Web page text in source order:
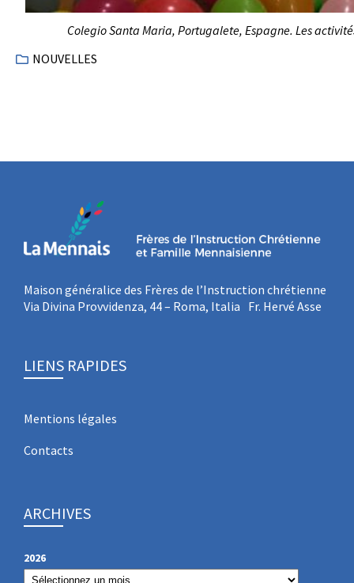
Colegio Santa Maria, Portugalete, Espagne. Les
NOUVELLES
Maison généralice des Frères de l’Instruction chrétienne
Via Divina Provvidenza, 44 – Roma, Italia Fr. Hervé Asse
LIENS RAPIDES
Mentions légales
Contacts
ARCHIVES
2026